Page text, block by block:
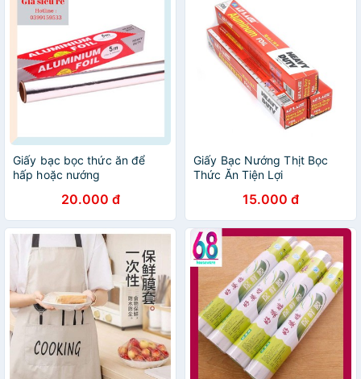
Giấy bạc bọc thức ăn để
hấp hoặc nướng
20.000 đ
Giấy Bạc Nướng Thịt Bọc
Thức Ăn Tiện Lợi
15.000 đ